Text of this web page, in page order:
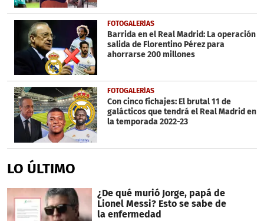
FOTOGALERÍAS
Barrida en el Real Madrid: La operación
salida de Florentino Pérez para
ahorrarse 200 millones
FOTOGALERÍAS
Con cinco fichajes: El brutal 11 de
galácticos que tendrá el Real Madrid en
la temporada 2022-23
LO ÚLTIMO
¿De qué murió Jorge, papá de
Lionel Messi? Esto se sabe de
la enfermedad